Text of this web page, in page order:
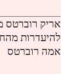
אריק רוברטס
להיעדרות
אמה רוברטס